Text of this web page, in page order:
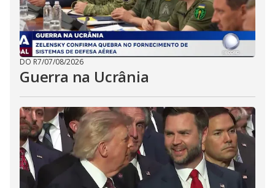
DO R7/07/08/2026
Guerra na Ucrânia